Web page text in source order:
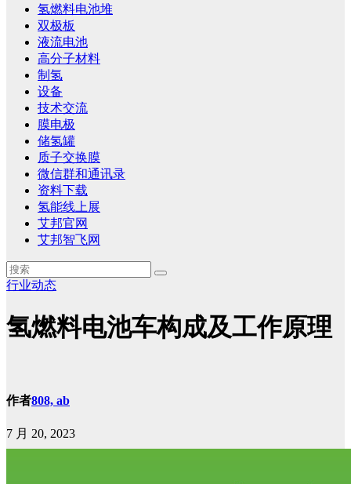
氢燃料电池堆
双极板
液流电池
高分子材料
制氢
设备
技术交流
膜电极
储氢罐
质子交换膜
微信群和通讯录
资料下载
氢能线上展
艾邦官网
艾邦智飞网
行业动态
氢燃料电池车构成及工作原理
作者808, ab
7 月 20, 2023